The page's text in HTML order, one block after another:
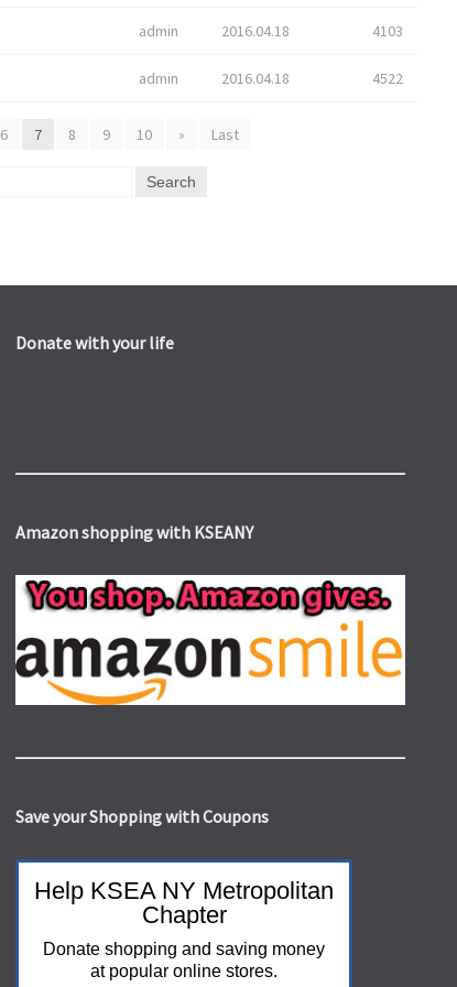
admin 2016.04.18 4103
admin 2016.04.18 4522
6 7 8 9 10 » Last
Search
Donate with your life
Amazon shopping with KSEANY
Save your Shopping with Coupons
Help KSEA NY Metropolitan
Chapter
Donate shopping and saving money
at popular online stores.